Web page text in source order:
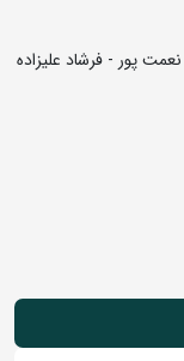
پور - فرشاد علیزاده